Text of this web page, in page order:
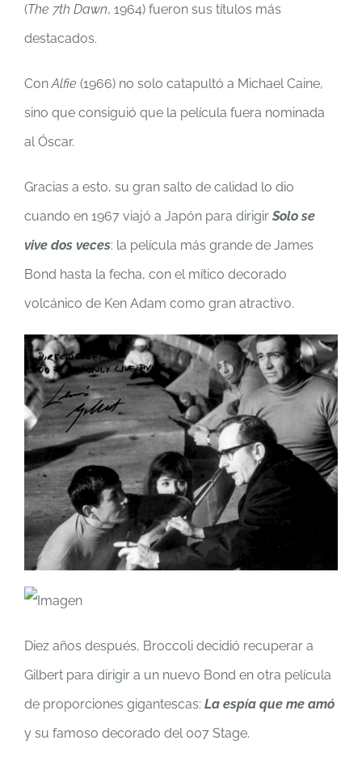
(The 7th Dawn, 1964) fueron sus títulos más
destacados.
ConAlfie (1966) no solo catapultó a Michael Caine,
sino que consiguió que la película fuera nominada
al Óscar.
Gracias a esto, su gran salto de calidad lo dio
cuando en 1967 viajó a Japón para dirigir Solo se
vive dos veces: la película más grande de James
Bond hasta la fecha, con el mítico decorado
volcánico de Ken Adam como gran atractivo.
Diez años después, Broccoli decidió recuperar a
Gilbert para dirigir a un nuevo Bond en otra película
de proporciones gigantescas: La espía que me amó
y su famoso decorado del 007 Stage.